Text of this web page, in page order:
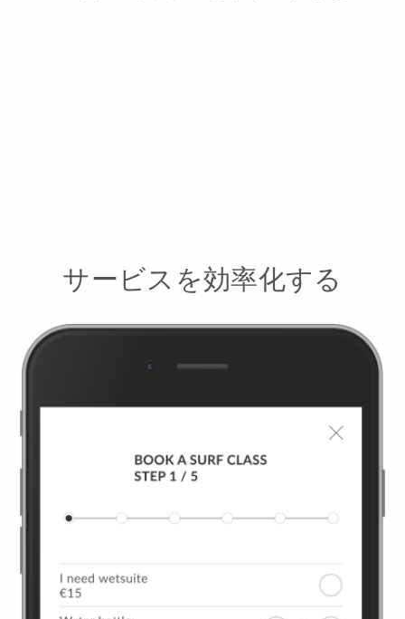
サービスを効率化する